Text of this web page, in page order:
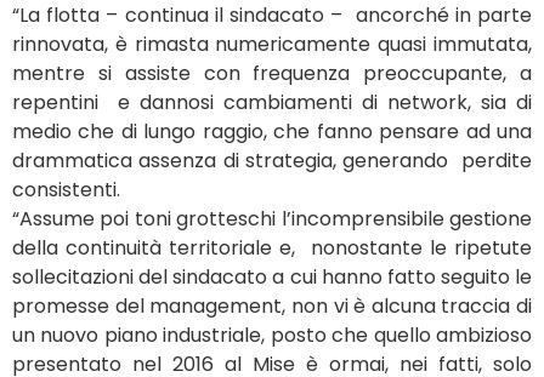
“La flotta – continua il sindacato – ancorché in parte
rinnovata, è rimasta numericamente quasi immutata,
mentre si assiste con frequenza preoccupante, a
repentini e dannosi cambiamenti di network, sia di
medio che di lungo raggio, che fanno pensare ad una
drammatica assenza di strategia, generando perdite
consistenti.
“Assume poi toni grotteschi l’incomprensibile gestione
della continuità territoriale e, nonostante le ripetute
sollecitazioni del sindacato a cui hanno fatto seguito le
promesse del management, non vi è alcuna traccia di
un nuovo piano industriale, posto che quello ambizioso
presentato nel 2016 al Mise è ormai, nei fatti, solo